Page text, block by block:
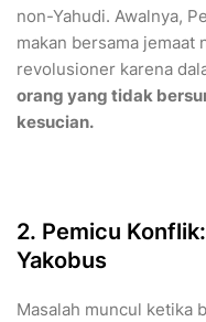
non-Yahudi. Awalnya,
makan bersama jemaat
revolusioner karena
orang yang tidak
kesucian.
​2. Pemicu
Yakobus
​Masalah muncul ketika